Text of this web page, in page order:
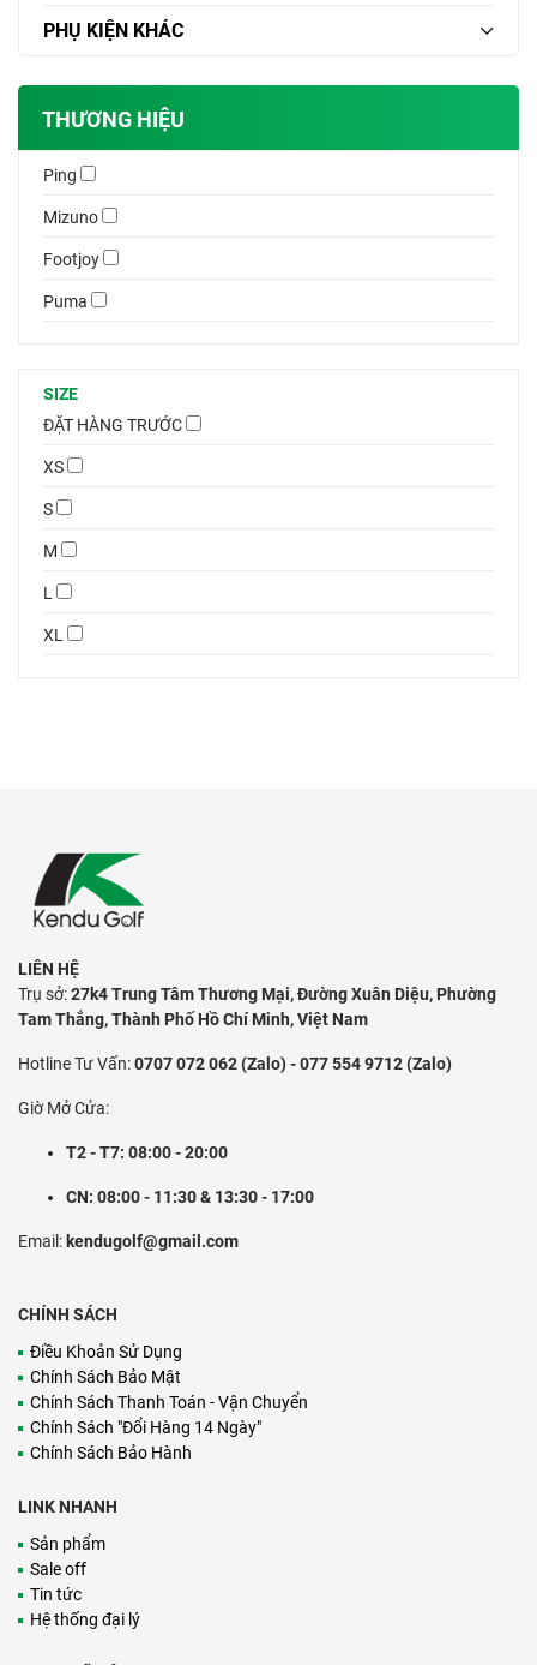
PHỤ KIỆN KHÁC
THƯƠNG HIỆU
Ping
Mizuno
Footjoy
Puma
SIZE
ĐẶT HÀNG TRƯỚC
XS
S
M
L
XL
LIÊN HỆ
Trụ sở:27k4 Trung Tâm Thương Mại, Đường Xuân Diệu, Phường
Tam Thắng, Thành Phố Hồ Chí Minh, Việt Nam
Hotline Tư Vấn:0707 072 062 (Zalo) - 077 554 9712 (Zalo)
Giờ Mở Cửa:
T2 - T7: 08:00 - 20:00
CN: 08:00 - 11:30 & 13:30 - 17:00
Email: kendugolf@gmail.com
CHÍNH SÁCH
Điều Khoản Sử Dụng
Chính Sách Bảo Mật
Chính Sách Thanh Toán - Vận Chuyển
Chính Sách "Đổi Hàng 14 Ngày"
Chính Sách Bảo Hành
LINK NHANH
Sản phẩm
Sale off
Tin tức
Hệ thống đại lý